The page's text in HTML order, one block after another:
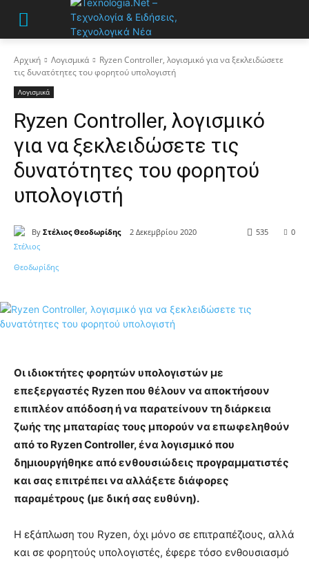
Αρχική Λογισμικά
Ryzen Controller, λογισμικό για να ξεκλειδώσετε
τις δυνατότητες του φορητού υπολογιστή
Λογισμικά
Ryzen Controller, λογισμικό
για να ξεκλειδώσετε τις
δυνατότητες του φορητού
υπολογιστή
By Στέλιος Θεοδωρίδης 2 Δεκεμβρίου 2020 0
535
Οι ιδιοκτήτες φορητών υπολογιστών με
επεξεργαστές Ryzen που θέλουν να αποκτήσουν
επιπλέον απόδοση ή να παρατείνουν τη διάρκεια
ζωής της μπαταρίας τους μπορούν να επωφεληθούν
από το Ryzen Controller, ένα λογισμικό που
δημιουργήθηκε από ενθουσιώδεις προγραμματιστές
και σας επιτρέπει να αλλάξετε διάφορες
παραμέτρους (με δική σας ευθύνη).
Η εξάπλωση του Ryzen, όχι μόνο σε επιτραπέζιους, αλλά
και σε φορητούς υπολογιστές, έφερε τόσο ενθουσιασμό